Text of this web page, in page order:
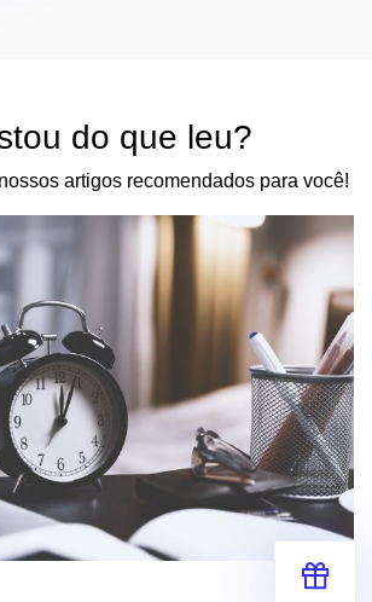
do que leu?
artigos recomendados para você!